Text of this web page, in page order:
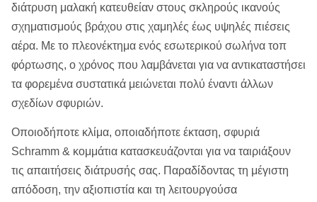
διάτρυση μαλακή κατευθείαν στους σκληρούς ικανούς
σχηματισμούς βράχου στις χαμηλές έως υψηλές πιέσεις
αέρα. Με το πλεονέκτημα ενός εσωτερικού σωλήνα τοπ
φόρτωσης, ο χρόνος που λαμβάνεται για να αντικαταστήσει
τα φορεμένα συστατικά μειώνεται πολύ έναντι άλλων
σχεδίων σφυριών.
Οποιοδήποτε κλίμα, οποιαδήποτε έκταση, σφυριά
Schramm & κομμάτια κατασκευάζονται για να ταιριάξουν
τις απαιτήσεις διάτρυσής σας. Παραδίδοντας τη μέγιστη
απόδοση, την αξιοπιστία και τη λειτουργούσα